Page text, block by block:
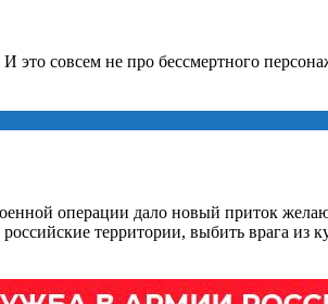
это совсем не про бессмертного
операции дало новый приток
территории, выбить врага из